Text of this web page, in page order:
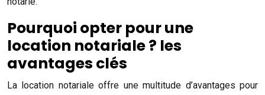
Pourquoi opter pour une
location notariale ? les
avantages clés
La location notariale offre une multitude d’avantages pour